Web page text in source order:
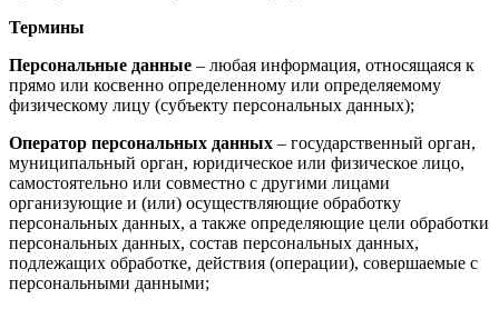
Термины
Персональные данные – любая информация, относящаяся к
прямо или косвенно определенному или определяемому
физическому лицу (субъекту персональных данных);
Оператор персональных данных – государственный орган,
муниципальный орган, юридическое или физическое лицо,
самостоятельно или совместно с другими лицами
организующие и (или) осуществляющие обработку
персональных данных, а также определяющие цели обработки
персональных данных, состав персональных данных,
подлежащих обработке, действия (операции), совершаемые с
персональными данными;